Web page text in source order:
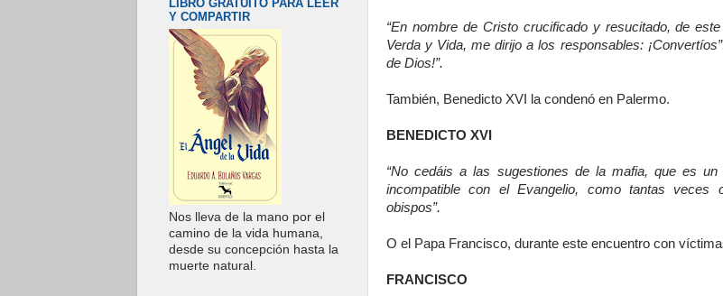
“En nombre de Cristo crucificado y resucitado, de
Verda y Vida, me dirijo a los responsables:
de Dios!”.
También, Benedicto XVI la condenó en Palermo.
BENEDICTO XVI
“No cedáis a las sugestiones de la mafia, que es
incompatible con el Evangelio, como tantas veces
obispos”.
O el Papa Francisco, durante este encuentro con
FRANCISCO
LIBRO GRATUITO PARA LEER
Y COMPARTIR
Nos lleva de la mano por el
camino de la vida humana,
desde su concepción hasta la
muerte natural.